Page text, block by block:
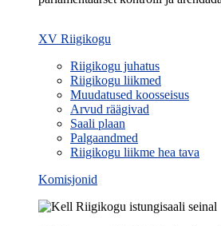
XV Riigikogu
Riigikogu juhatus
Riigikogu liikmed
Muudatused koosseisus
Arvud räägivad
Saali plaan
Palgaandmed
Riigikogu liikme hea tava
Komisjonid